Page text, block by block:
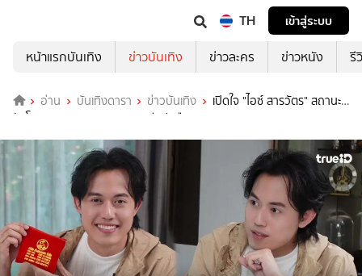
TH
เข้าสู่ระบบ
หน้าแรกบันเทิง
ข่าวบันเทิง ข่าวละคร ข่าวหนัง รี
อ่าน บันเทิงดารา ข่าวบันเทิง
เปิดใจ "ไอซ์ สารวัตร" สถานะ
ยังโสด เผย "พุทธ อภิวรรณ" มีแฟนคืองาน!?